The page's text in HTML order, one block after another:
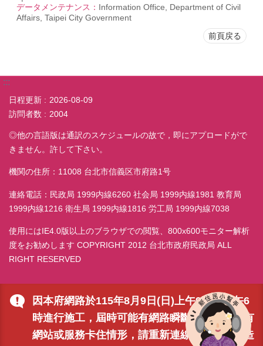
因本府網路於115年8月9日(日)上午9時至下午6
時進行施工，屆時可能有網路瞬斷之情形，若有
網站或服務卡住情形，請重新連線即可排除，造
データメンテナンス： Information Office, Department of Civil
Affairs, Taipei City Government
前頁戻る
:::
日程更新
2026-08-09
訪問者数
2004
◎他の言語版は通訳のスケジュールの故で，即にアプロードがで
きません。許して下さい。
機関の住所：11008 台北市信義区市府路1号
連絡電話：民政局 1999内線6260 社会局 1999内線1981 教育局
1999内線1216 衛生局 1999内線1816 労工局 1999内線7038
使用にはIE4.0版以上のブラウザでの閲覧、800x600モニター解析
度をお勧めします COPYRIGHT 2012 台北市政府民政局 ALL
RIGHT RESERVED